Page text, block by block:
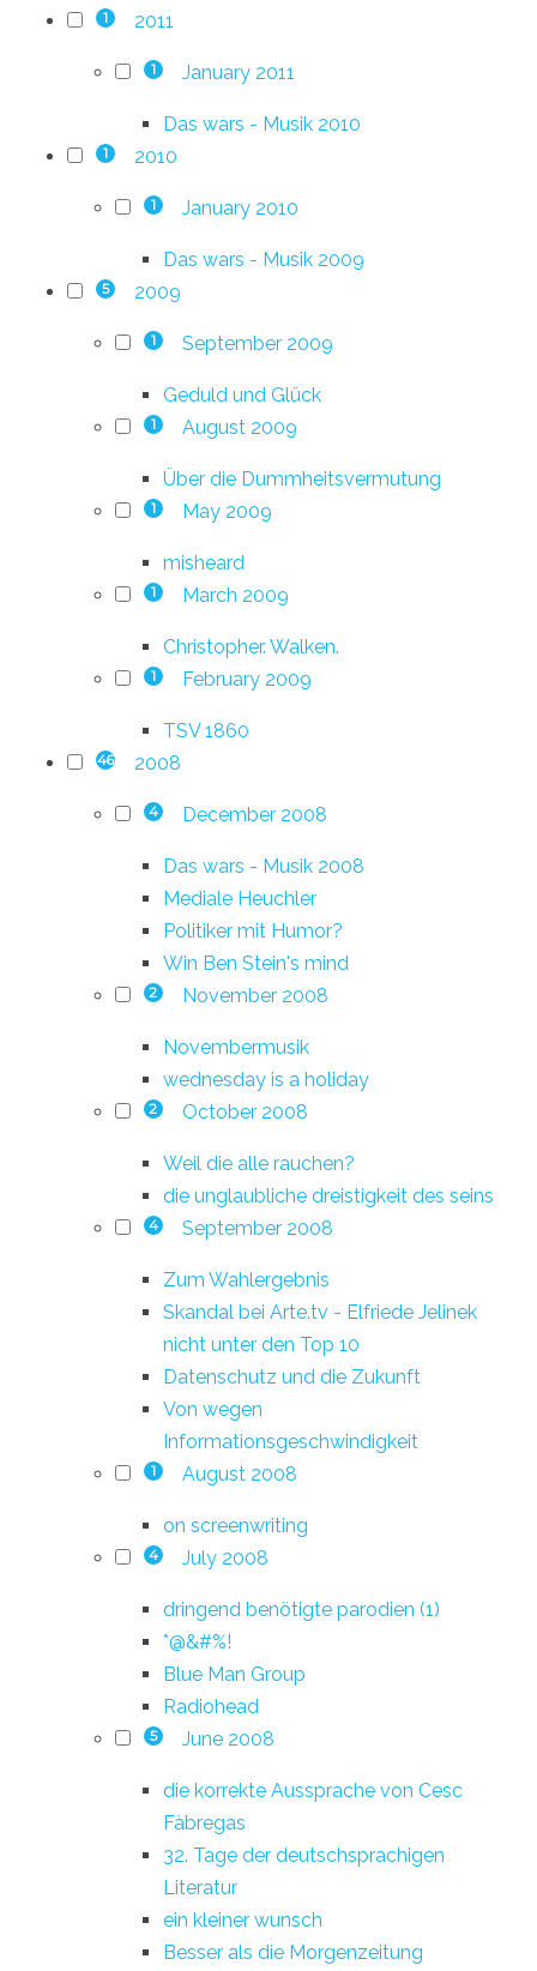
1 2011
1 January 2011
Das wars - Musik 2010
1 2010
1 January 2010
Das wars - Musik 2009
5 2009
1 September 2009
Geduld und Glück
1 August 2009
Über die Dummheitsvermutung
1 May 2009
misheard
1 March 2009
Christopher. Walken.
1 February 2009
TSV 1860
46 2008
4 December 2008
Das wars - Musik 2008
Mediale Heuchler
Politiker mit Humor?
Win Ben Stein's mind
2 November 2008
Novembermusik
wednesday is a holiday
2 October 2008
Weil die alle rauchen?
die unglaubliche dreistigkeit des seins
4 September 2008
Zum Wahlergebnis
Skandal bei Arte.tv - Elfriede Jelinek
nicht unter den Top 10
Datenschutz und die Zukunft
Von wegen
Informationsgeschwindigkeit
1 August 2008
on screenwriting
4 July 2008
dringend benötigte parodien (1)
*@&#%!
Blue Man Group
Radiohead
5 June 2008
die korrekte Aussprache von Cesc
Fàbregas
32. Tage der deutschsprachigen
Literatur
ein kleiner wunsch
Besser als die Morgenzeitung